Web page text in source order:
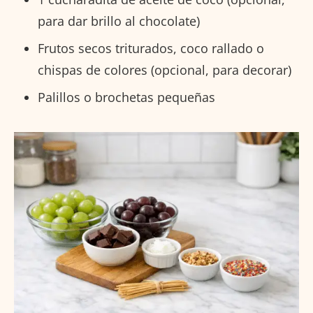
para dar brillo al chocolate)
Frutos secos triturados, coco rallado o
chispas de colores (opcional, para decorar)
Palillos o brochetas pequeñas